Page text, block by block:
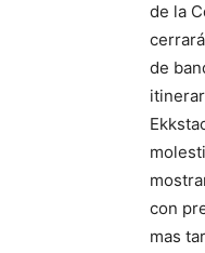
de la
de
con
mas